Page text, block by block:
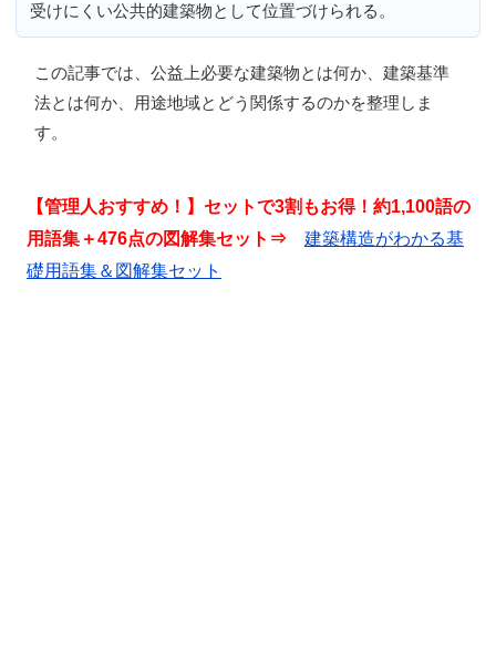
受けにくい公共的建築物として位置づけられる。
この記事では、 公益上必要な建築物とは何か、建築基準
法とは何か、用途地域とどう関係するのかを整理しま
す。
【管理人おすすめ！】セットで3割もお得！約1,100語の
用語集＋476点の図解集セット⇒ 建築構造がわかる基
礎用語集＆図解集セット